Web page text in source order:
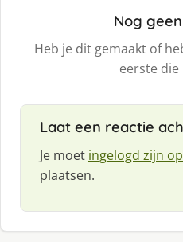
Nog
Heb je dit gemaakt of
eerste
Laat een reactie
Je moet ingelogd zijn op
plaatsen.